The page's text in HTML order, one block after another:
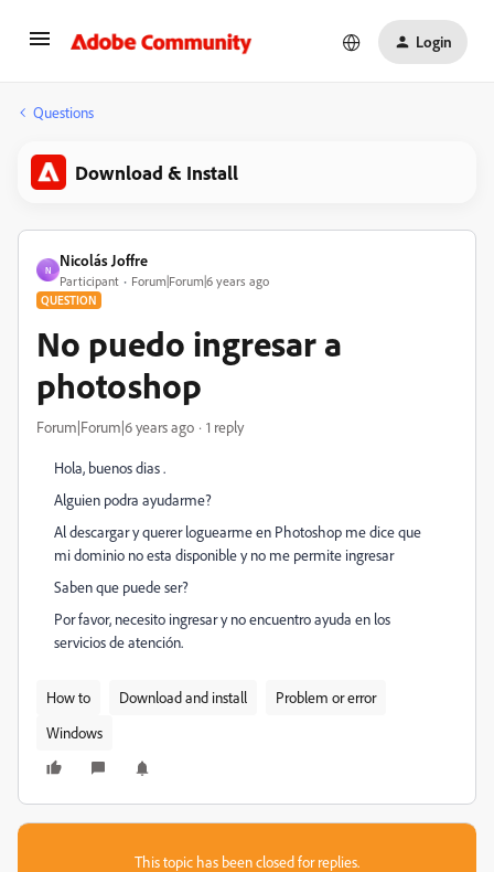
Login
Questions
Download & Install
N
Nicolás Joffre
Participant Forum|Forum|6 years ago
QUESTION
No puedo ingresar a
photoshop
Forum|Forum|6 years ago 1 reply
Hola, buenos dias .
Alguien podra ayudarme?
Al descargar y querer loguearme en Photoshop me dice que
mi dominio no esta disponible y no me permite ingresar
Saben que puede ser?
Por favor, necesito ingresar y no encuentro ayuda en los
servicios de atención.
How to Download and install
Problem or error
Windows
This topic has been closed for replies.